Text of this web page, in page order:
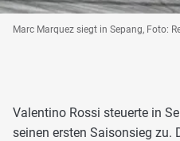
Marc Marquez siegt in Sepang, Foto:
Valentino Rossi steuerte in
seinen ersten Saisonsieg zu.